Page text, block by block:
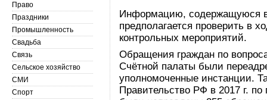
Информацию, содержащуюся
предполагается проверить в
контрольных мероприятий.
Обращения граждан по
Счётной палаты были
уполномоченные инстанции.
Правительство РФ в 2017 г.
Право
Праздники
Промышленность
Свадьба
Связь
Сельское хозяйство
СМИ
Спорт